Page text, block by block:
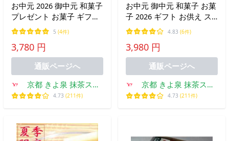
お中元 2026 御中元 和菓子
プレゼント お菓子 ギフト
スイーツ 抹茶スイーツ 葛
餅 8個入 風呂敷 抹茶くず
もち ほうじ茶 内祝 御祝
70代 80代 60代 京都 きよ
5 (4件)
3,780 円
通販ページへ
京都 きよ泉 抹茶スイ
ーツ・宇治茶
4.73 (211件)
お中元 御中元 和菓子 お菓
子 2026 ギフト お供え ス
イーツ 抹茶スイーツ 葛餅
12個 抹茶くずもち ほうじ
茶 70代 80代 内祝 プレゼ
ント 70代 60代 京都 きよ
4.83 (6件)
3,980 円
通販ページへ
京都 きよ泉 抹茶スイ
ーツ・宇治茶
4.73 (211件)